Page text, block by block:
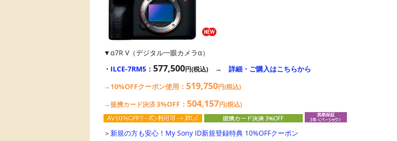
▼α7R V（デジタル一眼カメラα）
・ ILCE-7RM5： 577,500円(税込)→ 詳細・ご購入はこちらから
→10%OFFクーポン使用： 519,750円(税込)
→提携カード決済3%OFF： 504,157円(税込)
＞ 新規の方も安心！My Sony ID新規登録特典 10%OFFクーポン